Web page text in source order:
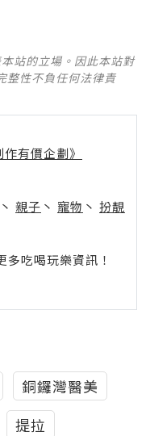
站的立場。因此本站對
整性不負任何法律責
有價企劃》
丶 親子 丶 寵物 丶 扮靚
吃喝玩樂資訊！
銅鑼灣醫美
提拉